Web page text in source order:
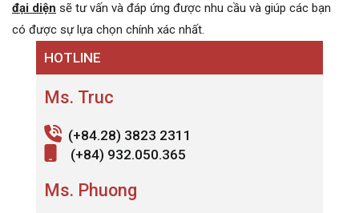
đại diện sẽ tư vấn và đáp ứng được nhu cầu và giúp các bạn
có được sự lựa chọn chính xác nhất.
HOTLINE
Ms. Truc
(+84.28) 3823 2311
(+84) 932.050.365
Ms. Phuong